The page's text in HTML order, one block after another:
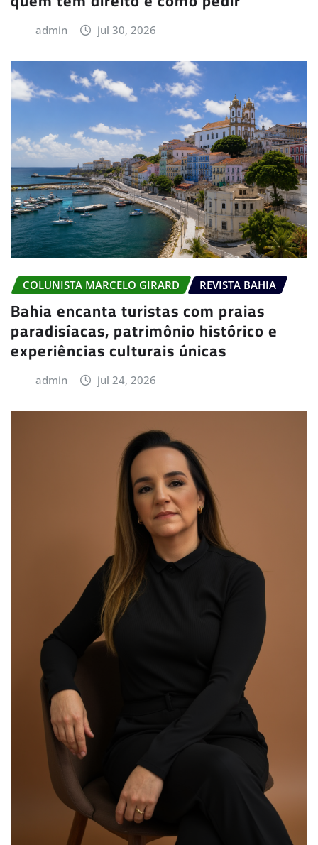
admin jul 30, 2026
COLUNISTA MARCELO GIRARD REVISTA BAHIA
Bahia encanta turistas com praias
paradisíacas, patrimônio histórico e
experiências culturais únicas
admin jul 24, 2026